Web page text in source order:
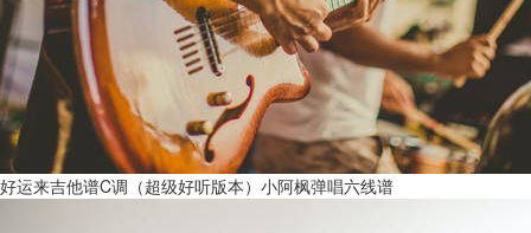
好运来吉他谱C调（超级好听版本）小阿枫弹唱六线谱